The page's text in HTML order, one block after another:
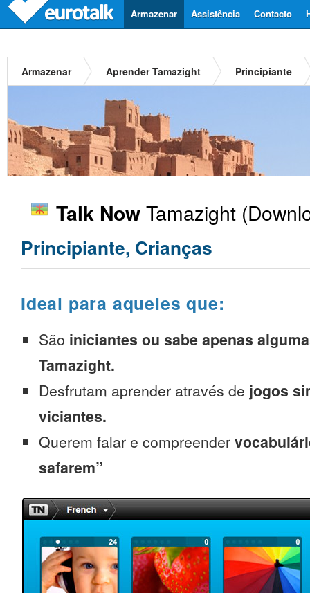
Contacto
Assistência
Armazenar
Armazenar Aprender Tamazight Principiante
Talk NowTamazight
Principiante, Crianças
Ideal para aqueles que:
São iniciantes ou sabe apenas
Tamazight.
Desfrutam aprender através de jogos
viciantes.
Querem falar e compreender
safarem”